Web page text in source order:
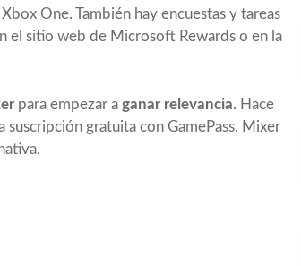
One. También hay encuestas y tareas
el sitio web de Microsoft Rewards o en la
para empezar a ganar relevancia. Hace
gratuita con GamePass. Mixer